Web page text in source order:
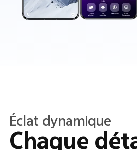
Couleurs translucides
Détails